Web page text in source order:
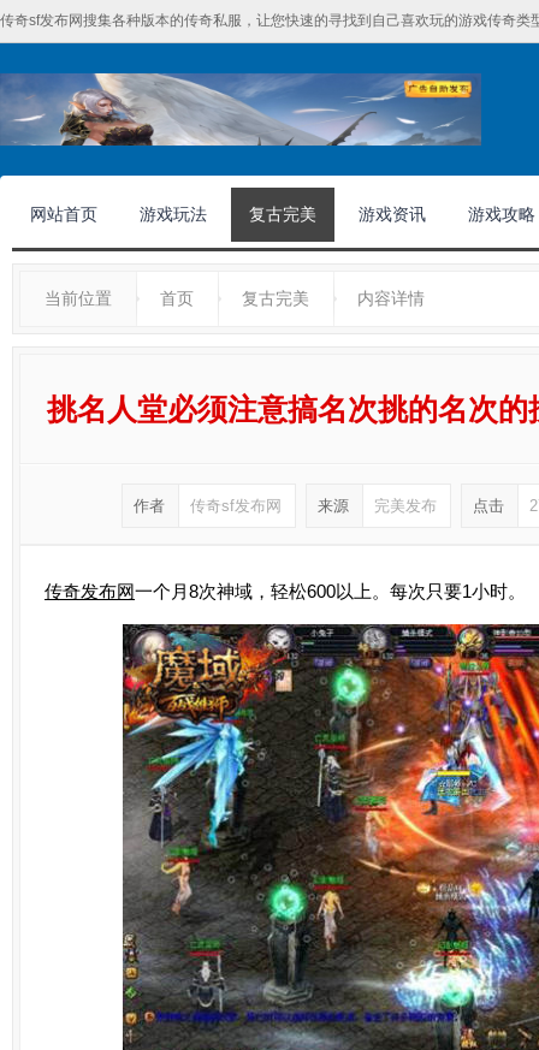
传奇sf发布网搜集各种版本的传奇私服，让您快速的寻找到自己喜欢玩的游戏传奇
网站首页 游戏玩法 复古完美 游戏资讯 游戏攻略
当前位置 首页 复古完美 内容详情
挑名人堂必须注意搞名次挑的名次
作者 传奇sf发布网 来源 完美发布 点击
传奇发布网一个月8次神域，轻松600以上。每次只要1小时。